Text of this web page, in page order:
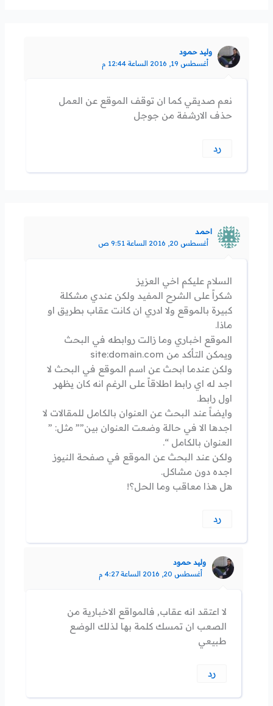
وليد حمود
أغسطس 19, 2016 الساعة 12:44 م
نعم صديقي كما ان توقف الموقع عن العمل
حذف الارشفة من جوجل
رد
احمد
أغسطس 20, 2016 الساعة 9:51 ص
السلام عليكم اخي العزيز
شكراً على الشرح المفيد ولكن عندي مشكلة
كبيرة بالموقع ولا ادري ان كانت عقاب بطريق او
ماذا.
الموقع اخباري وما زالت روابطه في البحث
ويمكن التأكد من site:domain.com
ولكن عندما ابحث عن اسم الموقع في البحث لا
اجد له اي رابط اطلاقاً على الرغم انه كان يظهر
اول رابط.
وايضاً عند البحث عن العنوان بالكامل للمقالات لا
اجدها الا في حالة وضعت العنوان بين”” مثل: ”
العنوان بالكامل “.
ولكن عند البحث عن الموقع في صفحة النيوز
اجده دون مشاكل.
هل هذا معاقب وما الحل؟!
رد
وليد حمود
أغسطس 20, 2016 الساعة 4:27 م
لا اعتقد انه عقاب, فالمواقع الاخبارية من
الصعب ان تمسك كلمة بها لذلك الوضع
طبيعي
رد